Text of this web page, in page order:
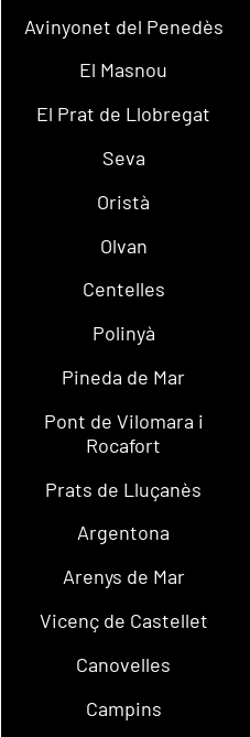
Avinyonet del Penedès
El Masnou
El Prat de Llobregat
Seva
Oristà
Olvan
Centelles
Polinyà
Pineda de Mar
Pont de Vilomara i
Rocafort
Prats de Lluçanès
Argentona
Arenys de Mar
Vicenç de Castellet
Canovelles
Campins